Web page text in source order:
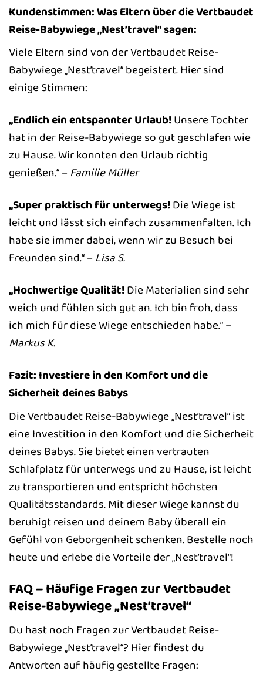
Kundenstimmen: Was Eltern über die Vertbaudet
Reise-Babywiege „Nest’travel“ sagen:
Viele Eltern sind von der Vertbaudet Reise-
Babywiege „Nest’travel“ begeistert. Hier sind
einige Stimmen:
„Endlich ein entspannter Urlaub!Unsere Tochter
hat in der Reise-Babywiege so gut geschlafen wie
zu Hause. Wir konnten den Urlaub richtig
genießen.“ –Familie Müller
„Super praktisch für unterwegs!Die Wiege ist
leicht und lässt sich einfach zusammenfalten. Ich
habe sie immer dabei, wenn wir zu Besuch bei
Freunden sind.“ – Lisa S.
„Hochwertige Qualität!Die Materialien sind sehr
weich und fühlen sich gut an. Ich bin froh, dass
ich mich für diese Wiege entschieden habe.“ –
Markus K.
Fazit: Investiere in den Komfort und die
Sicherheit deines Babys
Die Vertbaudet Reise-Babywiege „Nest’travel“ ist
eine Investition in den Komfort und die Sicherheit
deines Babys. Sie bietet einen vertrauten
Schlafplatz für unterwegs und zu Hause, ist leicht
zu transportieren und entspricht höchsten
Qualitätsstandards. Mit dieser Wiege kannst du
beruhigt reisen und deinem Baby überall ein
Gefühl von Geborgenheit schenken. Bestelle noch
heute und erlebe die Vorteile der „Nest’travel“!
FAQ – Häufige Fragen zur Vertbaudet
Reise-Babywiege „Nest’travel“
Du hast noch Fragen zur Vertbaudet Reise-
Babywiege „Nest’travel“? Hier findest du
Antworten auf häufig gestellte Fragen: